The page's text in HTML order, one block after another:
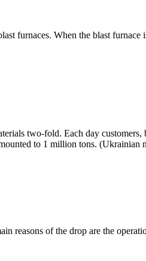
furnaces. When the blast
two-fold. Each day
to 1 million tons. (Ukrainian
reasons of the drop are the